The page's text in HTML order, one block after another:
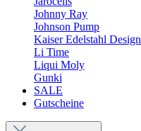
Johnny Ray
Johnson Pump
Kaiser Edelstahl Design
Li Time
Liqui Moly
Gunki
SALE
Gutscheine